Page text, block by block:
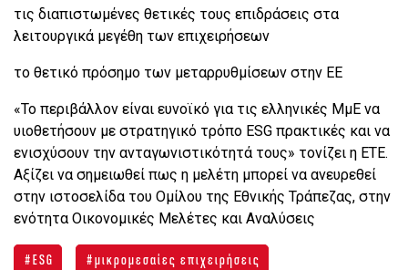
τις διαπιστωμένες θετικές τους επιδράσεις στα
λειτουργικά μεγέθη των επιχειρήσεων
το θετικό πρόσημο των μεταρρυθμίσεων στην ΕΕ
«Το περιβάλλον είναι ευνοϊκό για τις ελληνικές ΜμΕ να
υιοθετήσουν με στρατηγικό τρόπο ESG πρακτικές και να
ενισχύσουν την ανταγωνιστικότητά τους» τονίζει η ΕΤΕ.
Αξίζει να σημειωθεί πως η μελέτη μπορεί να ανευρεθεί
στην ιστοσελίδα του Ομίλου της Εθνικής Τράπεζας, στην
ενότητα Οικονομικές Μελέτες και Αναλύσεις
ESG μικρομεσαίες επιχειρήσεις